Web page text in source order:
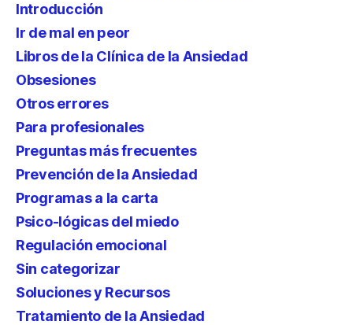
Introducción
Ir de mal en peor
Libros de la Clínica de la Ansiedad
Obsesiones
Otros errores
Para profesionales
Preguntas más frecuentes
Prevención de la Ansiedad
Programas a la carta
Psico-lógicas del miedo
Regulación emocional
Sin categorizar
Soluciones y Recursos
Tratamiento de la Ansiedad